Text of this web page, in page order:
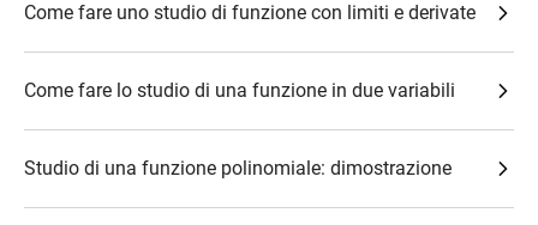
Come fare uno studio di funzione con limiti e derivate
Come fare lo studio di una funzione in due variabili
Studio di una funzione polinomiale: dimostrazione